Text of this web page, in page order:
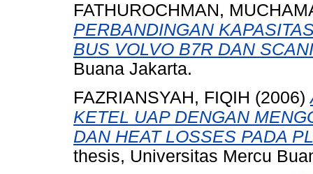
FATHUROCHMAN,
PERBANDINGAN
BUS VOLVO B7R DAN
Buana Jakarta.
FAZRIANSYAH, FIQIH (2006)
KETEL UAP DENGAN
DAN HEAT LOSSES PADA
thesis, Universitas Mercu